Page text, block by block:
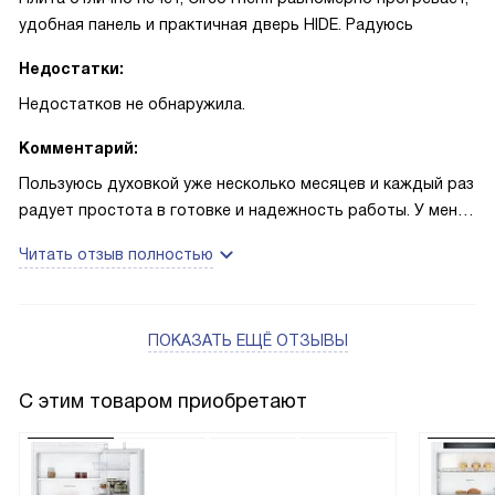
удобная панель и практичная дверь HIDE. Радуюсь
Недостатки:
Недостатков не обнаружила.
Комментарий:
Пользуюсь духовкой уже несколько месяцев и каждый раз
радует простота в готовке и надежность работы. У меня
выручает: запечённый овощной противень помещается
дню рождения — края стали хрустящими, а внутри всё
быстрый разогрев: когда нет времени, можно включить
режим и через короткое время работать дальше. Дверца
Читать отзыв полностью
ПОКАЗАТЬ ЕЩЁ ОТЗЫВЫ
С этим товаром приобретают